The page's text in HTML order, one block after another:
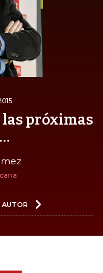
las próximas
AUTOR